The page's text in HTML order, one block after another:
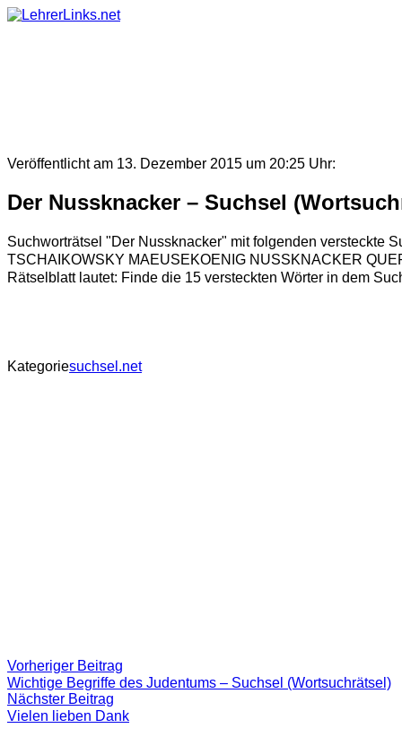
Skip
Veröffentlicht am 13. Dezember 2015 um 20:25 Uhr:
Der Nussknacker – Suchsel
Suchworträtsel "Der Nussknacker" mit folgenden versteckte
TSCHAIKOWSKY MAEUSEKOENIG NUSSKNACKER
Rätselblatt lautet: Finde die 15 versteckten Wörter in dem
Kategoriesuchsel.net
Beitragsnavigation
Vorheriger Beitrag
Beitrag:
Wichtige Begriffe des Judentums – Suchsel (Wortsuchrätsel)
Nächster Beitrag
Beitrag
Vielen lieben Dank